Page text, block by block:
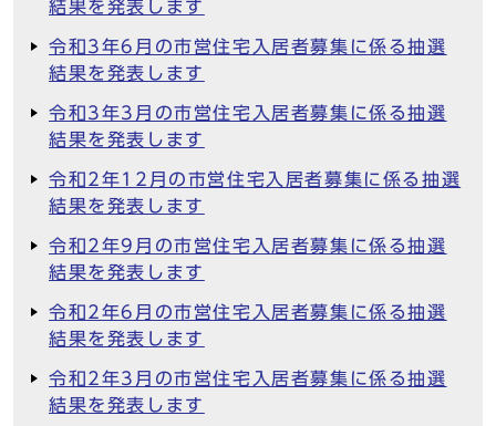
結果を発表します
令和3年6月の市営住宅入居者募集に係る抽選
結果を発表します
令和3年3月の市営住宅入居者募集に係る抽選
結果を発表します
令和2年12月の市営住宅入居者募集に係る抽選
結果を発表します
令和2年9月の市営住宅入居者募集に係る抽選
結果を発表します
令和2年6月の市営住宅入居者募集に係る抽選
結果を発表します
令和2年3月の市営住宅入居者募集に係る抽選
結果を発表します